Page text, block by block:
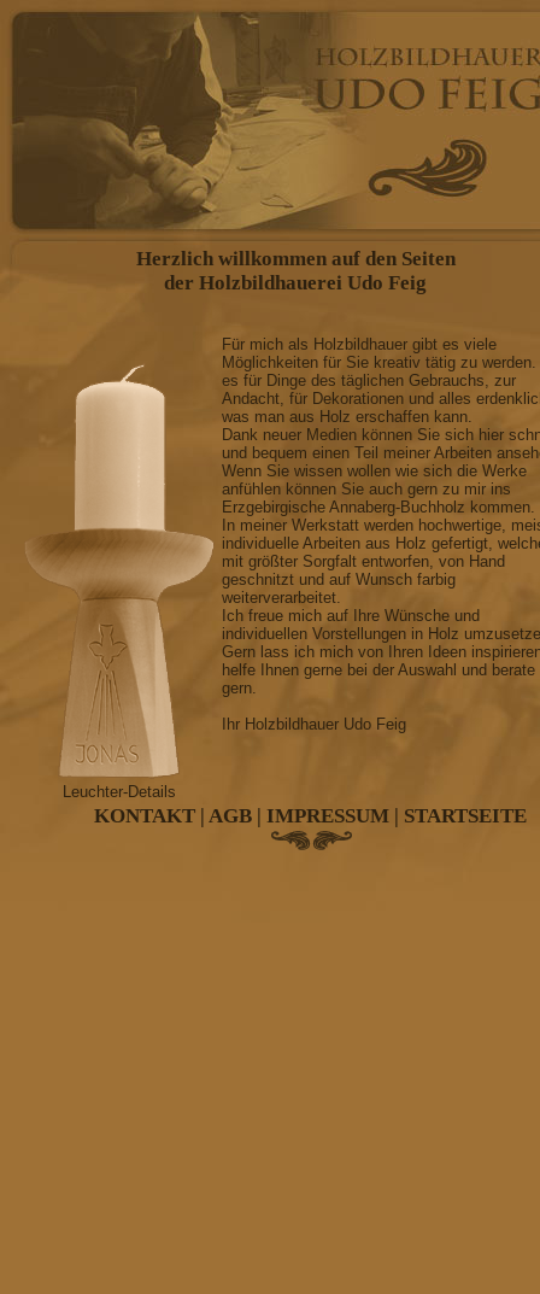
Herzlich willkommen auf den Seiten
der Holzbildhauerei Udo Feig
Leuchter-Details
Für mich als Holzbildhauer gibt es viele
Möglichkeiten für Sie kreativ tätig zu
es für Dinge des täglichen Gebrauchs, zur
Andacht, für Dekorationen und alles
was man aus Holz erschaffen kann.
Dank neuer Medien können Sie sich hier
und bequem einen Teil meiner Arbeiten
Wenn Sie wissen wollen wie sich die Werke
anfühlen können Sie auch gern zu mir ins
Erzgebirgische Annaberg-Buchholz kommen.
In meiner Werkstatt werden hochwertige,
individuelle Arbeiten aus Holz gefertigt,
mit größter Sorgfalt entworfen, von Hand
geschnitzt und auf Wunsch farbig
weiterverarbeitet.
Ich freue mich auf Ihre Wünsche und
individuellen Vorstellungen in Holz
Gern lass ich mich von Ihren Ideen
helfe Ihnen gerne bei der Auswahl und berate
gern.
Ihr Holzbildhauer Udo Feig
KONTAKT | AGB | IMPRESSUM | STARTSEITE